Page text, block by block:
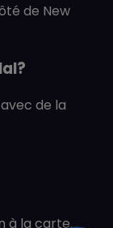
de New
de la
à la carte.